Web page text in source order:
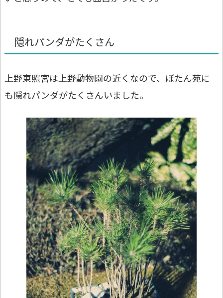
隠れパンダがたくさん
上野東照宮は上野動物園の近くなので、ぼたん苑に
も隠れパンダがたくさんいました。